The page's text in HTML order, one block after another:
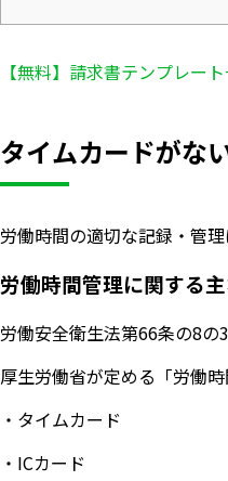
【無料】請求書テンプレー
タイムカードがな
労働時間の適切な記録・管
労働時間管理に関する
労働安全衛生法第66条の8
厚生労働省が定める「労働
・タイムカード
・ICカード